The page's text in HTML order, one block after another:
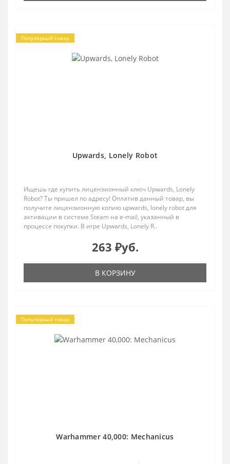
Популярный товар
Upwards, Lonely Robot
Ищешь где купить лицензионный ключ Upwards, Lonely
Robot? Ты пришел по адресу! Оплатив данный товар, вы
получите лицензионную копию upwards, lonely robot для
активации в системе Steam на e-mail, указанный в
процессе покупки. В игре Upwards, Lonely R..
263 ₽уб.
В КОРЗИНУ
Популярный товар
Warhammer 40,000: Mechanicus